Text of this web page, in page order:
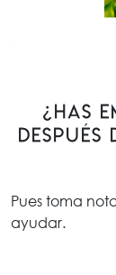
¿Has
después
Pues toma
ayudar.